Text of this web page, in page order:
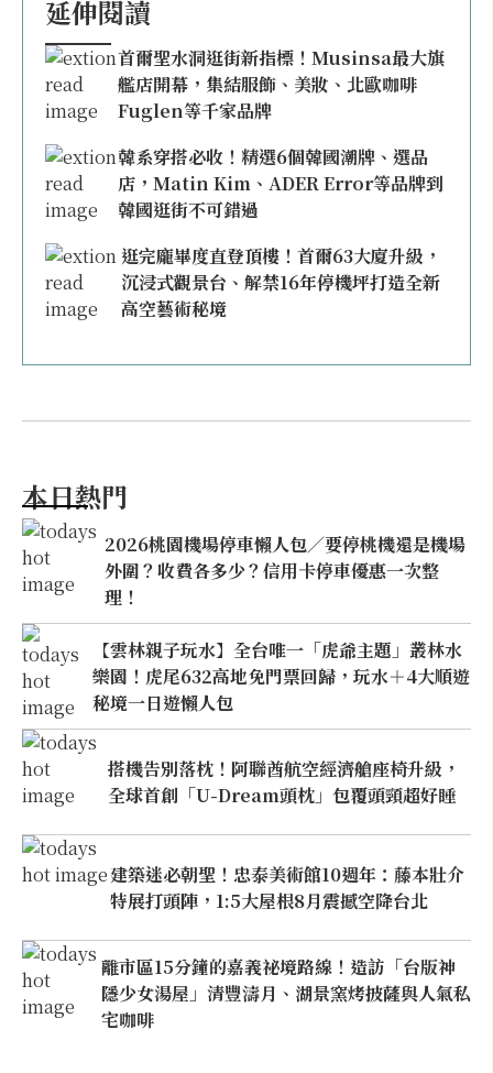
延伸閱讀
首爾聖水洞逛街新指標！Musinsa最大旗
艦店開幕，集結服飾、美妝、北歐咖啡
Fuglen等千家品牌
韓系穿搭必收！精選6個韓國潮牌、選品
店，Matin Kim、ADER Error等品牌到
韓國逛街不可錯過
逛完龐畢度直登頂樓！首爾63大廈升級，
沉浸式觀景台、解禁16年停機坪打造全新
高空藝術秘境
本日熱門
2026桃園機場停車懶人包／要停桃機還是機場
外圍？收費各多少？信用卡停車優惠一次整
理！
【雲林親子玩水】全台唯一「虎爺主題」叢林水
樂園！虎尾632高地免門票回歸，玩水＋4大順遊
秘境一日遊懶人包
搭機告別落枕！阿聯酋航空經濟艙座椅升級，
全球首創「U-Dream頭枕」包覆頭頸超好睡
建築迷必朝聖！忠泰美術館10週年：藤本壯介
特展打頭陣，1:5大屋根8月震撼空降台北
離市區15分鐘的嘉義祕境路線！造訪「台版神
隱少女湯屋」清豐濤月、湖景窯烤披薩與人氣私
宅咖啡